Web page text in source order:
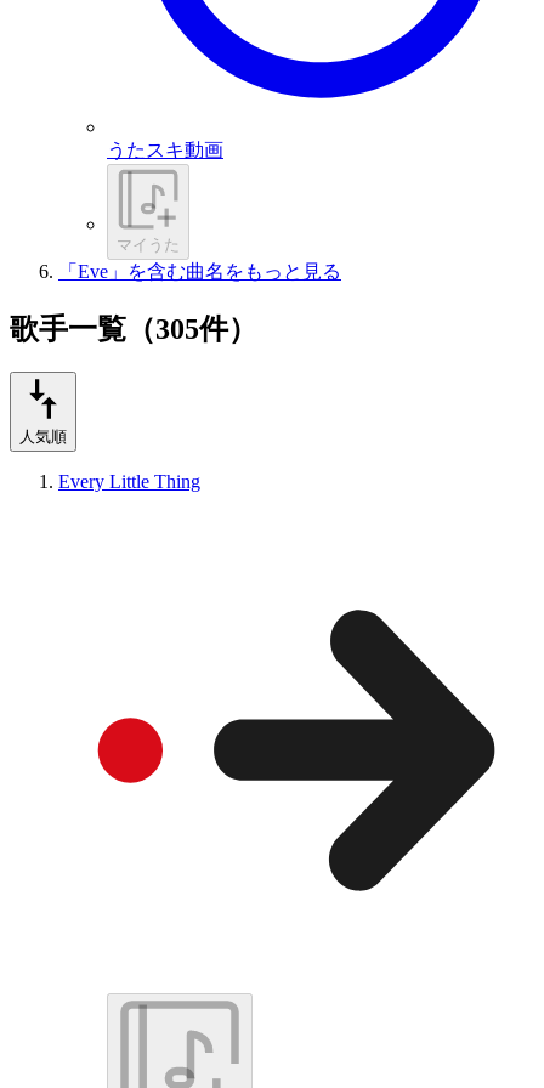
うたスキ動画
マイうた
「Eve」を含む曲名をもっと見る
歌手一覧（305件）
人気順
Every Little Thing